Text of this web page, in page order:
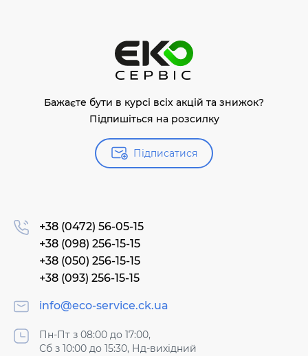
Бажаєте бути в курсі всіх акцій та знижок?
Підпишіться на розсилку
Підписатися
+38 (0472) 56-05-15
+38 (098) 256-15-15
+38 (050) 256-15-15
+38 (093) 256-15-15
info@eco-service.ck.ua
Пн-Пт з 08:00 до 17:00,
Сб з 10:00 до 15:30, Нд-вихідний